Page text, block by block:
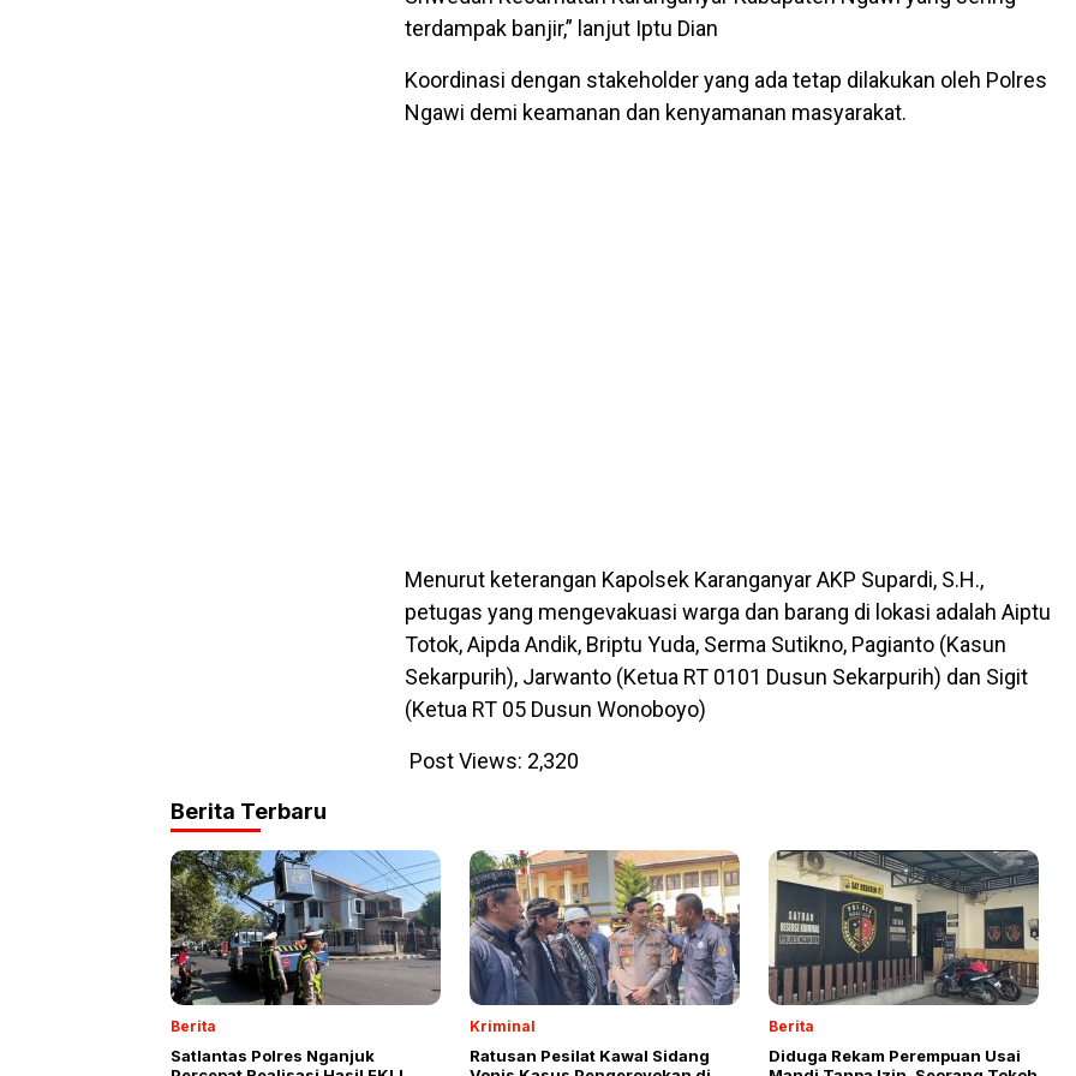
terdampak banjir,” lanjut Iptu Dian
Koordinasi dengan stakeholder yang ada tetap dilakukan oleh Polres
Ngawi demi keamanan dan kenyamanan masyarakat.
Menurut keterangan Kapolsek Karanganyar AKP Supardi, S.H.,
petugas yang mengevakuasi warga dan barang di lokasi adalah Aiptu
Totok, Aipda Andik, Briptu Yuda, Serma Sutikno, Pagianto (Kasun
Sekarpurih), Jarwanto (Ketua RT 0101 Dusun Sekarpurih) dan Sigit
(Ketua RT 05 Dusun Wonoboyo)
Post Views: 2,320
Berita Terbaru
Berita
Satlantas Polres Nganjuk
Kriminal
Ratusan Pesilat Kawal Sidang
Berita
Diduga Rekam Perempuan Usai